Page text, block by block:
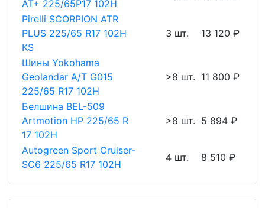
AT+ 225/65P17 102H
Pirelli SCORPION ATR
PLUS 225/65 R17 102H
KS
3 шт. 13 120 ₽
Шины Yokohama
Geolandar A/T G015
225/65 R17 102H
>8 шт. 11 800 ₽
Белшина BEL-509
Artmotion HP 225/65 R
17 102H
>8 шт. 5 894 ₽
Autogreen Sport Cruiser-
SC6 225/65 R17 102H
4 шт. 8 510 ₽